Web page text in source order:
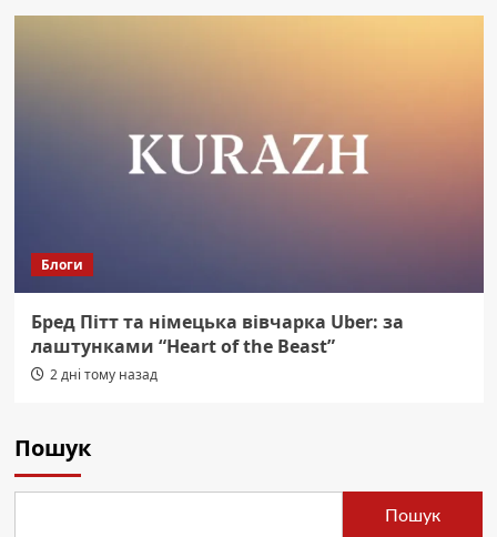
Блоги
Бред Пітт та німецька вівчарка Uber: за
лаштунками “Heart of the Beast”
2 дні тому назад
Пошук
Пошук